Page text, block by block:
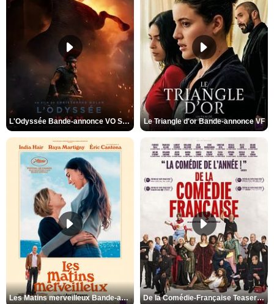
L'Odyssée Bande-annonce VO STFR Le Triangle d'or Bande-annonce VF
Les Matins merveilleux Bande-annonce VF De la Comédie-Française Teaser VF